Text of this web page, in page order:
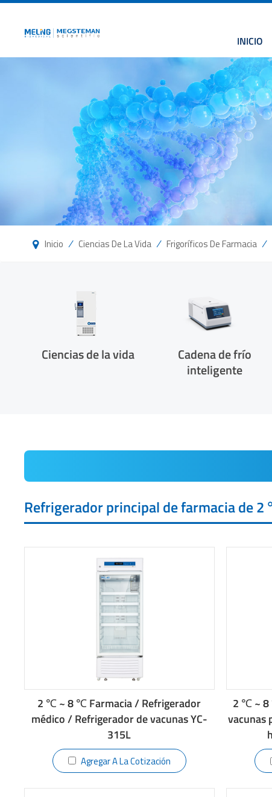
INICIO
Inicio / Ciencias De La Vida / Frigoríficos De Farmacia /
Ciencias de la vida
Cadena de frío
inteligente
Refrigerador principal de farmacia de
2 ℃ ~ 8 ℃ Farmacia / Refrigerador
médico / Refrigerador de vacunas YC-
315L
Agregar A La Cotización
2 ℃ ~ 8
vacunas